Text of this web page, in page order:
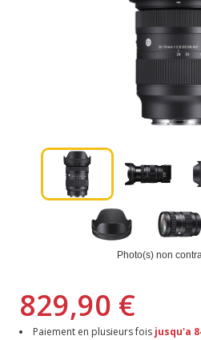
Photo(s) non
829,90 €
Paiement en plusieurs fois jusqu'a